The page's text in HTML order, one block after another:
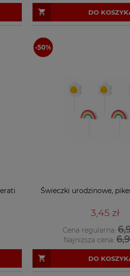
DO
Świeczki urodzinowe,
3,45 zł
Cena regularna:
Najniższa cena:
DO